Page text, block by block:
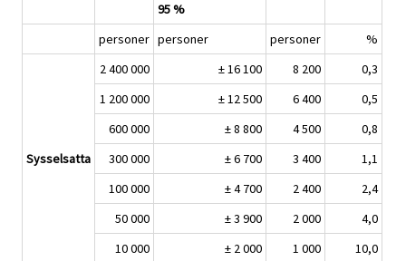
95 %
personer personer personer %
Sysselsatta
2 400 000 ± 16 100 8 200
0,3
1 200 000
± 12 500 6 400
0,5
600 000
± 8 800 4 500
0,8
300 000
± 6 700 3 400
1,1
100 000
± 4 700 2 400
2,4
50 000
± 3 900 2 000
4,0
10 000
± 2 000 1 000 10,0